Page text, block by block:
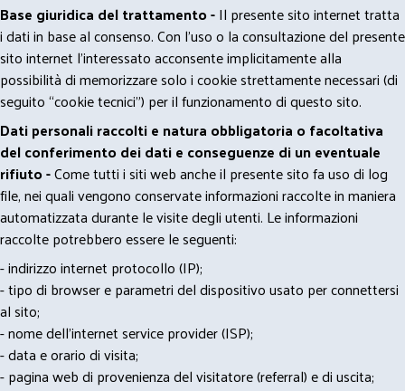
Base giuridica del trattamento -Il presente sito internet tratta
i dati in base al consenso. Con l'uso o la consultazione del presente
sito internet l’interessato acconsente implicitamente alla
possibilità di memorizzare solo i cookie strettamente necessari (di
seguito “cookie tecnici”) per il funzionamento di questo sito.
Dati personali raccolti e natura obbligatoria o facoltativa
del conferimento dei dati e conseguenze di un eventuale
rifiuto -Come tutti i siti web anche il presente sito fa uso di log
file, nei quali vengono conservate informazioni raccolte in maniera
automatizzata durante le visite degli utenti. Le informazioni
raccolte potrebbero essere le seguenti:
- indirizzo internet protocollo (IP);
- tipo di browser e parametri del dispositivo usato per connettersi
al sito;
- nome dell'internet service provider (ISP);
- data e orario di visita;
- pagina web di provenienza del visitatore (referral) e di uscita;